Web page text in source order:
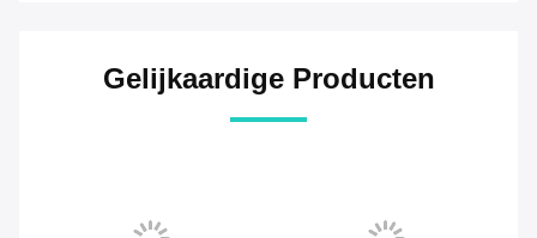
Gelijkaardige Producten